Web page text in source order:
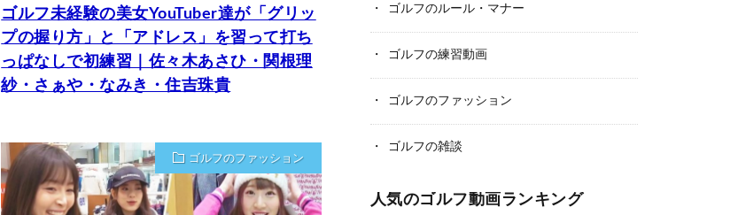
ゴルフ未経験の美女YouTuber達が「グリッ
プの握り方」と「アドレス」を習って打ち
っぱなしで初練習｜佐々木あさひ・関根理
紗・さぁや・なみき・住吉珠貴
ゴルフのファッション
ゴルフのルール・マナー
ゴルフの練習動画
ゴルフのファッション
ゴルフの雑談
人気のゴルフ動画ランキング